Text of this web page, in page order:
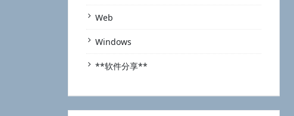
Web
Windows
**软件分享**